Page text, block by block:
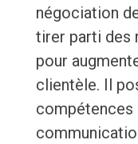
négociation
tirer parti des
pour
clientèle. Il
compétences